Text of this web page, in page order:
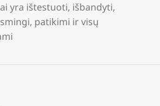
yra ištestuoti, išbandyti,
patikimi ir visų